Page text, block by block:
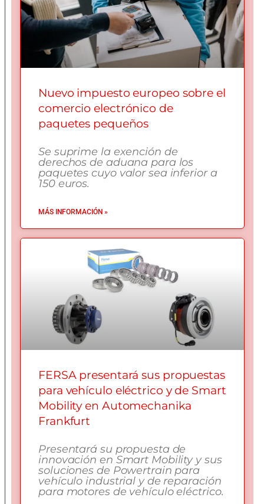
Nuevo impuesto europeo sobre el
comercio electrónico de
paquetes pequeños
Se suprime la exención de
derechos de aduana para los
paquetes cuyo valor sea inferior a
150 euros.
MÁS INFORMACIÓN »
FERSA presentará sus propuestas
para vehículo eléctrico y de Smart
Mobility en Automechanika
Frankfurt
Presentará su propuesta de
innovación en Smart Mobility y sus
soluciones de Powertrain para
vehículo industrial y de reparación
para motores de vehículo eléctrico.